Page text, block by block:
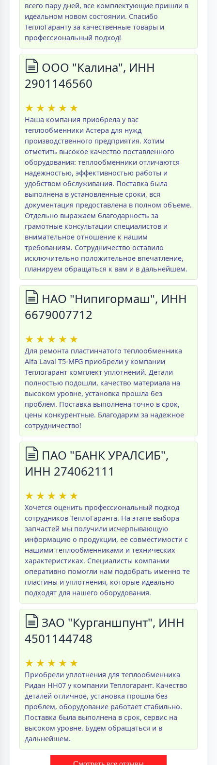
всего пару дней, все комплектующие пришли в
идеальном новом состоянии. Спасибо
ТеплоГаранту за качественные товары и
профессиональный подход!
ООО "Калина", ИНН
2901146560
★ ★ ★ ★ ★
Наша компания приобрела у вас
теплообменники Астера для нужд
производственного предприятия. Хотим
отметить высокое качество поставленного
оборудования: теплообменники отличаются
надежностью, эффективностью работы и
удобством обслуживания. Поставка была
выполнена в установленные сроки, вся
документация предоставлена в полном объеме.
Отдельно выражаем благодарность за
грамотные консультации специалистов и
внимательное отношение к нашим
требованиям. Сотрудничество оставило
исключительно положительное впечатление,
планируем обращаться к вам и в дальнейшем.
НАО "Нипигормаш", ИНН
6679007712
★ ★ ★ ★ ★
Для ремонта пластинчатого теплообменника
Alfa Laval T5-MFG приобрели у компании
Теплогарант комплект уплотнений. Детали
полностью подошли, качество материала на
высоком уровне, установка прошла без
проблем. Поставка выполнена точно в срок,
цены конкурентные. Благодарим за надежное
сотрудничество!
ПАО "БАНК УРАЛСИБ",
ИНН 274062111
★ ★ ★ ★ ★
Хочется оценить профессиональный подход
сотрудников ТеплоГаранта. На этапе выбора
запчастей мы получили исчерпывающую
информацию о продукции, ее совместимости с
нашими теплообменниками и технических
характеристиках. Специалисты компании
оперативно помогли нам подобрать именно те
пластины и уплотнения, которые идеально
подходят для нашего оборудования.
ЗАО "Курганшпунт", ИНН
4501144748
★ ★ ★ ★ ★
Приобрели уплотнения для теплообменника
Ридан НН07 у компании Теплогарант. Качество
деталей отличное, установка прошла без
проблем, оборудование работает стабильно.
Поставка была выполнена в срок, сервис на
высоком уровне. Будем обращаться и в
дальнейшем.